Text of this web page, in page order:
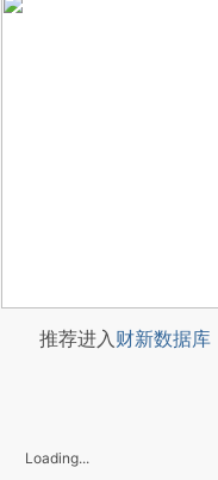
推荐进入财新数据库
Loading...